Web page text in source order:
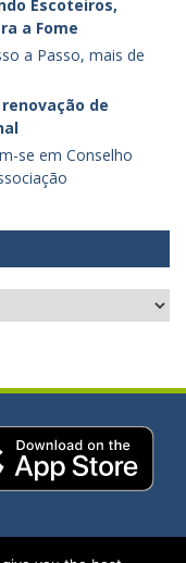
Escoteiros,
a Fome
a Passo, mais de
de
se em Conselho